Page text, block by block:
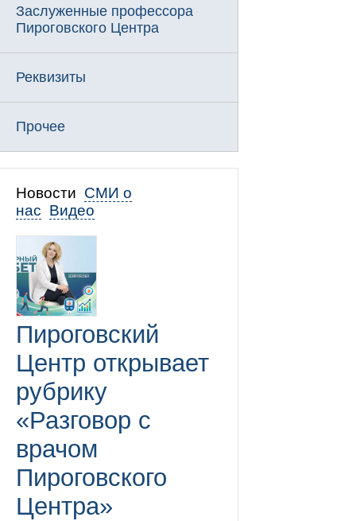
Заслуженные профессора
Пироговского Центра
Реквизиты
Прочее
Новости СМИ о
нас Видео
Пироговский
Центр открывает
рубрику
«Разговор с
врачом
Пироговского
Центра»